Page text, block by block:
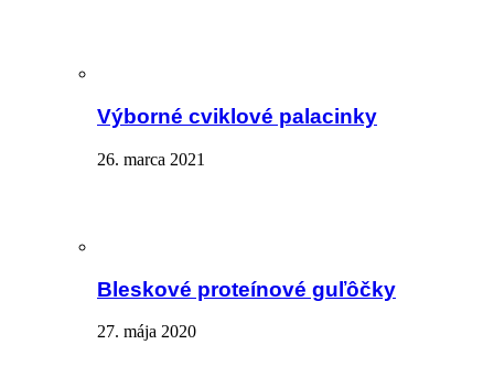
Výborné cviklové palacinky
26. marca 2021
Bleskové proteínové guľôčky
27. mája 2020